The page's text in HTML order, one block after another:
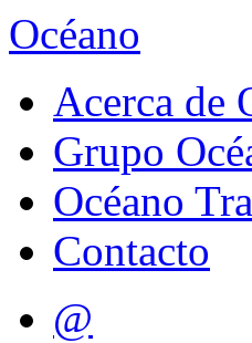
Océano
Acerca de
Grupo
Océano
Contacto
@